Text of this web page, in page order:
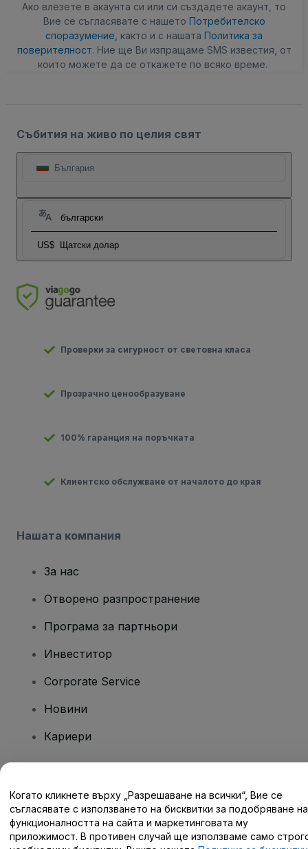
Ако влезете в акаунта си или си създадете акаунт, то
Вие се съгласявате с нашето Потребителско
споразумение , както и с нашата Политика за
поверителност. Ние ще Ви изпращаме SMS известия, от
които можете да се откажете по всяко време.
Събития на живо по целия свят
България
български
US$ Щатски долар
Проверки за сигурност от световна класа
Прозрачно ценообразуване
100% гаранция на поръчката
Клиентско обслужване от началото до края
Нашата компания
За нас
Отворено разпространение
Програма за партньори
Инвеститор
Corporate Service
Новини
Кариери
Помощен център / Свържете се с нас
Когато кликнете върху „Разрешаване на всички“, Вие се
съгласявате с използването на бисквитки за подобряване на
функционалността на сайта и маркетинговата му
приложимост. В противен случай ще използваме само